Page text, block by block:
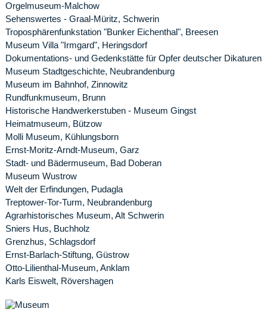
Orgelmuseum-Malchow
Sehenswertes - Graal-Müritz, Schwerin
Troposphärenfunkstation "Bunker Eichenthal", Breesen
Museum Villa "Irmgard", Heringsdorf
Dokumentations- und Gedenkstätte für Opfer deutscher Dikaturen
Museum Stadtgeschichte, Neubrandenburg
Museum im Bahnhof, Zinnowitz
Rundfunkmuseum, Brunn
Historische Handwerkerstuben - Museum Gingst
Heimatmuseum, Bützow
Molli Museum, Kühlungsborn
Ernst-Moritz-Arndt-Museum, Garz
Stadt- und Bädermuseum, Bad Doberan
Museum Wustrow
Welt der Erfindungen, Pudagla
Treptower-Tor-Turm, Neubrandenburg
Agrarhistorisches Museum, Alt Schwerin
Sniers Hus, Buchholz
Grenzhus, Schlagsdorf
Ernst-Barlach-Stiftung, Güstrow
Otto-Lilienthal-Museum, Anklam
Karls Eiswelt, Rövershagen